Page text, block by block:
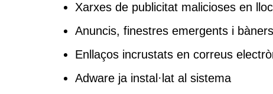
Xarxes de publicitat malicioses en
Anuncis, finestres emergents i
Enllaços incrustats en correus
Adware ja instal·lat al sistema